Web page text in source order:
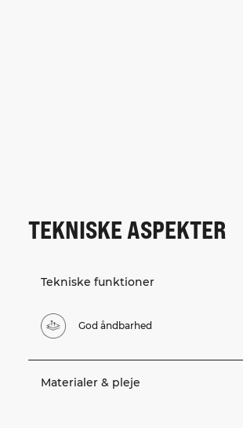
TEKNISKE ASPEKTER
Tekniske funktioner
God åndbarhed
Materialer & pleje